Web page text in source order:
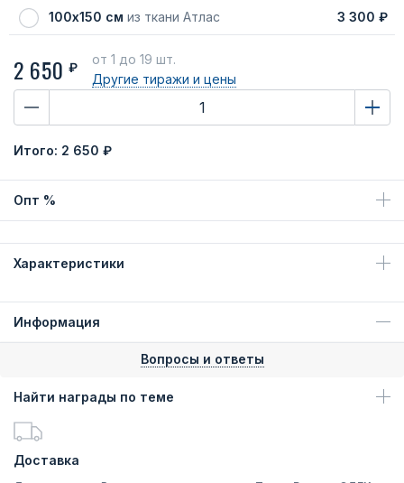
100х150 см из ткани Атлас 3 300 ₽
2 650 ₽
от 1 до 19 шт.
Другие тиражи и цены
Итого: 2 650 ₽
Опт %
Характеристики
Информация
Вопросы и ответы
Найти награды по теме
Доставка